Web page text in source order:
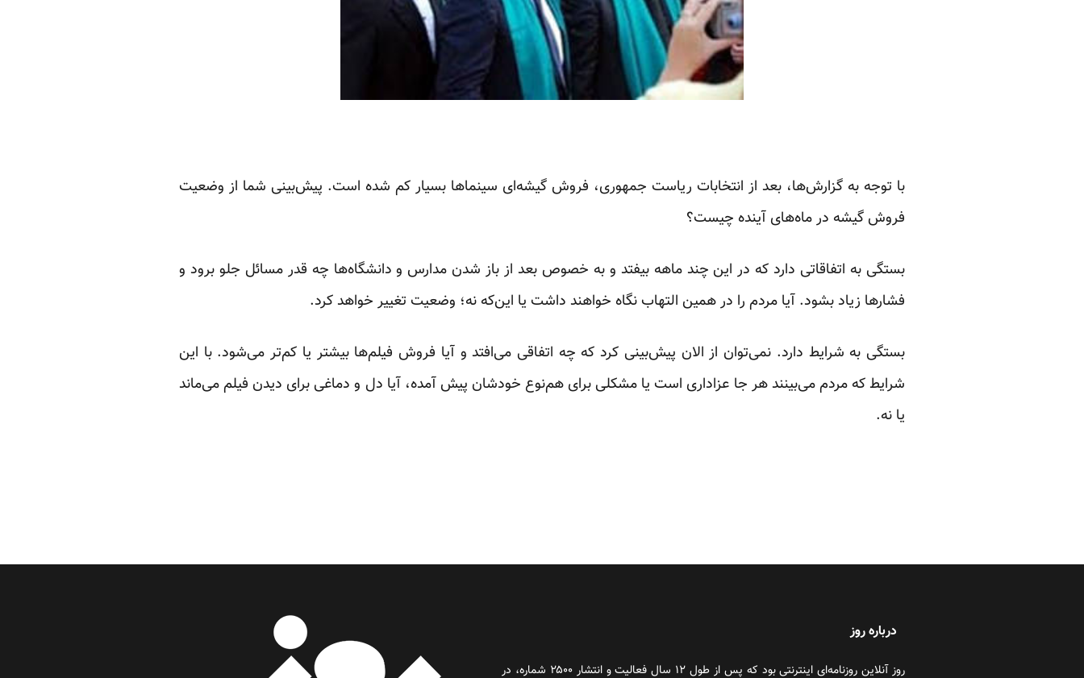
با توجه به گزارش‌ها، بعد از انتخابات ریاست جمهوری، فروش گیشه‌ای سینماها بسیار کم شده است. پیش‌بینی شما از وضعیت
فروش گیشه در ماه‌های آینده چیست؟
بستگی به اتفاقاتی دارد که در این چند ماهه بیفتد و به خصوص بعد از باز شدن مدارس و دانشگاه‌ها چه قدر مسائل جلو برود و
فشارها زیاد بشود. آیا مردم را در همین التهاب نگاه خواهند داشت یا این‌که نه؛ وضعیت تغییر خواهد کرد.
بستگی به شرایط دارد. نمی‌توان از الان پیش‌بینی کرد که چه اتفاقی می‌افتد و آیا فروش فیلم‌ها بیشتر یا کم‌تر می‌شود. با این
شرایط که مردم می‌بینند هر جا عزاداری است یا مشکلی برای هم‌نوع خودشان پیش آمده، آیا دل و دماغی برای دیدن فیلم می‌ماند
یا نه.
درباره روز
روز آنلاین روزنامه‌ای اینترنتی بود که پس از طول ۱۲ سال فعالیت و انتشار ۲۵۰۰ شماره، در